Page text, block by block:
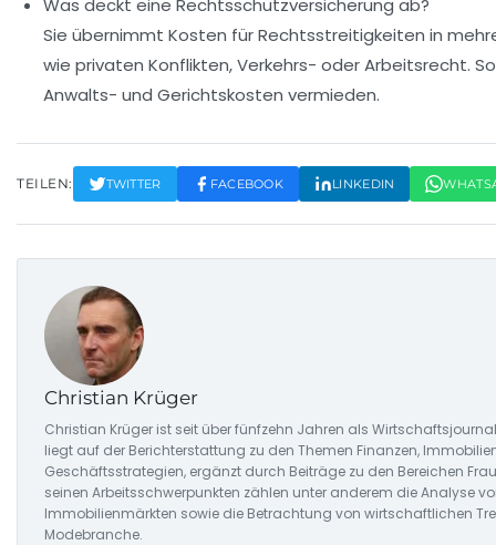
Was deckt eine Rechtsschutzversicherung ab?
Sie übernimmt Kosten für Rechtsstreitigkeiten in
wie privaten Konflikten, Verkehrs- oder Arbeitsrecht.
Anwalts- und Gerichtskosten vermieden.
TEILEN: TWITTER FACEBOOK LINKEDIN
Christian Krüger
Christian Krüger ist seit über fünfzehn Jahren als
liegt auf der Berichterstattung zu den Themen Finanzen,
Geschäftsstrategien, ergänzt durch Beiträge zu den Bereichen
seinen Arbeitsschwerpunkten zählen unter anderem die Analyse
Immobilienmärkten sowie die Betrachtung von wirtschaftlichen
Modebranche.